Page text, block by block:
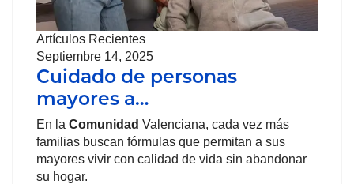
Artículos Recientes
Septiembre 14, 2025
Cuidado de personas
mayores a…
En la Comunidad Valenciana, cada vez más
familias buscan fórmulas que permitan a sus
mayores vivir con calidad de vida sin abandonar
su hogar.